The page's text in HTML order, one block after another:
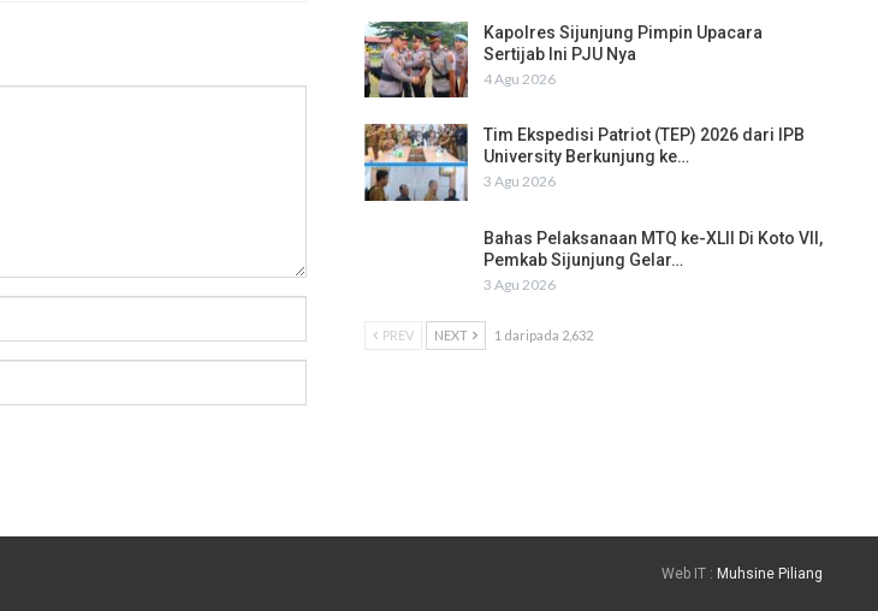
Kapolres Sijunjung Pimpin Upacara
Sertijab Ini PJU Nya
4 Agu 2026
Tim Ekspedisi Patriot (TEP) 2026 dari IPB
University Berkunjung ke…
3 Agu 2026
Bahas Pelaksanaan MTQ ke-XLII Di Koto VII,
Pemkab Sijunjung Gelar…
3 Agu 2026
PREV NEXT 1 daripada 2,632
Web IT : Muhsine Piliang